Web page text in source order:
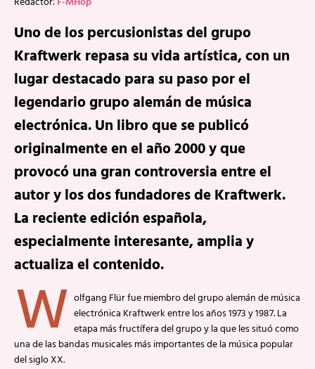
Uno de los percusionistas del grupo
Kraftwerk repasa su vida artística, con un
lugar destacado para su paso por el
legendario grupo alemán de música
electrónica. Un libro que se publicó
originalmente en el año 2000 y que
provocó una gran controversia entre el
autor y los dos fundadores de Kraftwerk.
La reciente edición española,
especialmente interesante, amplia y
actualiza el contenido.
W olfgang Flür fue miembro del grupo alemán de música
electrónica Kraftwerk entre los años 1973 y 1987. La
etapa más fructífera del grupo y la que les situó como
una de las bandas musicales más importantes de la música popular
del siglo XX.